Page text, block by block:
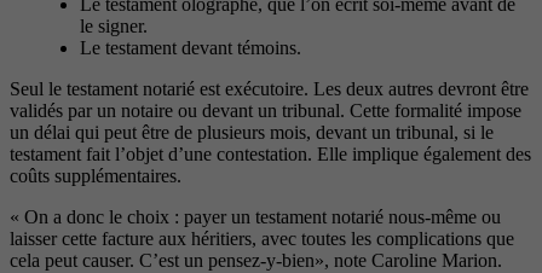
Le testament olographe, que l’on écrit soi-même avant de
le signer.
Le testament devant témoins.
Seul le testament notarié est exécutoire. Les deux autres devront être
validés par un notaire ou devant un tribunal. Cette formalité impose
un délai qui peut être de plusieurs mois, devant un tribunal, si le
testament fait l’objet d’une contestation. Elle implique également des
coûts supplémentaires.
« On a donc le choix : payer un testament notarié nous-même ou
laisser cette facture aux héritiers, avec toutes les complications que
cela peut causer. C’est un pensez-y-bien», note Caroline Marion.